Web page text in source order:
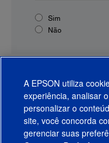
Sim
Não
A EPSON utiliza
experiência, analisar
personalizar o
site, você concorda
gerenciar suas